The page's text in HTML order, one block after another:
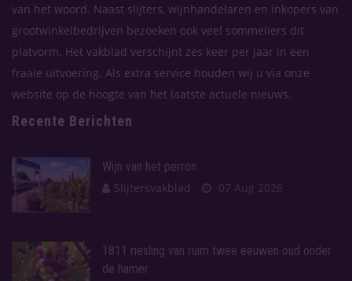
van het woord. Naast slijters, wijnhandelaren en inkopers van
grootwinkelbedrijven bezoeken ook veel sommeliers dit
platvorm. Het vakblad verschijnt zes keer per jaar in een
fraaie uitvoering. Als extra service houden wij u via onze
website op de hoogte van het laatste actuele nieuws.
Recente Berichten
Wijn van het perron
Slijtersvakblad
07 Aug 2026
1811 riesling van ruim twee eeuwen oud onder
de hamer